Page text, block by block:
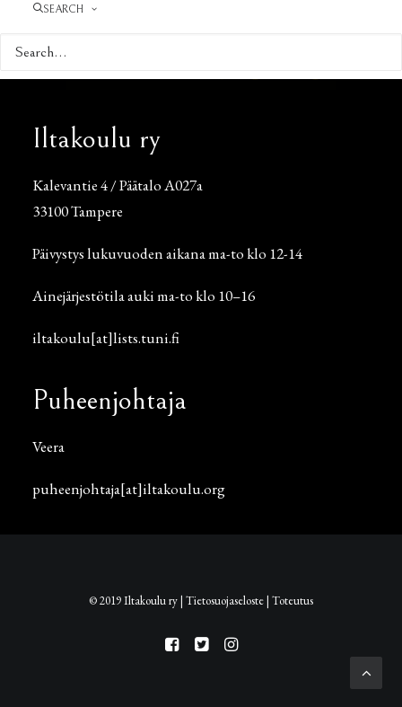
SEARCH
Iltakoulu ry
Kalevantie 4 / Päätalo A027a
33100 Tampere
Päivystys lukuvuoden aikana ma-to klo 12-14
Ainejärjestötila auki ma-to klo 10–16
iltakoulu[at]lists.tuni.fi
Puheenjohtaja
Veera
puheenjohtaja[at]iltakoulu.org
© 2019 Iltakoulu ry | Tietosuojaseloste| Toteutus